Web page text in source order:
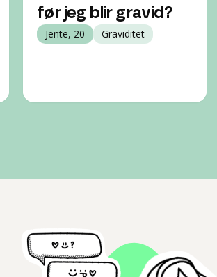
før jeg blir gravid?
Jente, 20 Graviditet